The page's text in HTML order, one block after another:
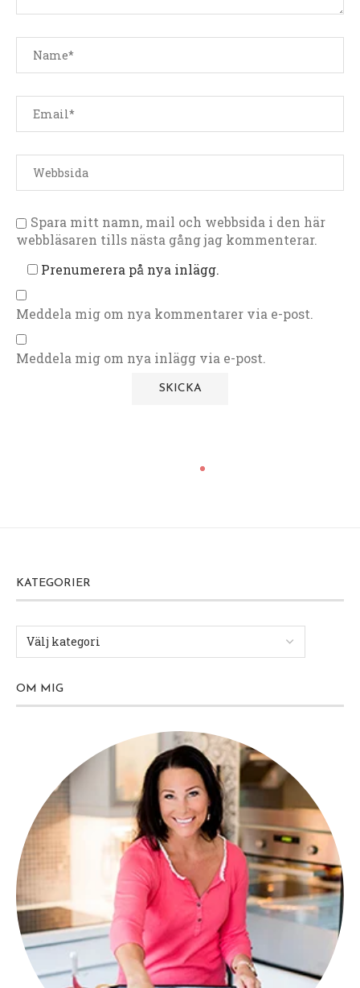
Spara mitt namn, mail och webbsida i den här
webbläsaren tills nästa gång jag kommenterar.
Prenumerera på nya inlägg.
Meddela mig om nya kommentarer via e-post.
Meddela mig om nya inlägg via e-post.
KATEGORIER
OM MIG